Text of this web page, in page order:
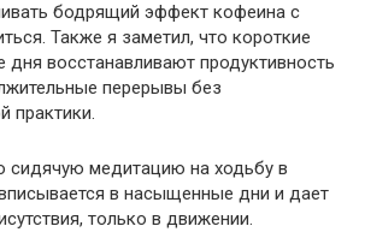
бодрящий эффект кофеина с
Также я заметил, что короткие
дня восстанавливают продуктивность
перерывы без
практики.
сидячую медитацию на ходьбу в
в насыщенные дни и дает
только в движении.